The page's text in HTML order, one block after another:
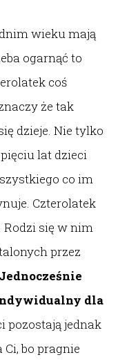
wieku mają
ogarnąć to
coś
że tak
dzieje. Nie tylko
lat dzieci
co im
Czterolatek
Rodzi się w nim
przez
Jednocześnie
dla
pozostają jednak
bo pragnie